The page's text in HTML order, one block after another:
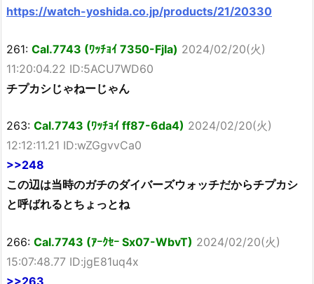
https://watch-yoshida.co.jp/products/21/20330
261: Cal.7743 (ﾜｯﾁｮｲ 7350-FjIa) 2024/02/20(火)
11:20:04.22 ID:5ACU7WD60
チプカシじゃねーじゃん
263: Cal.7743 (ﾜｯﾁｮｲ ff87-6da4) 2024/02/20(火)
12:12:11.21 ID:wZGgvvCa0
>>248
この辺は当時のガチのダイバーズウォッチだからチプカシ
と呼ばれるとちょっとね
266: Cal.7743 (ｱｰｸｾｰ Sx07-WbvT) 2024/02/20(火)
15:07:48.77 ID:jgE81uq4x
>>263